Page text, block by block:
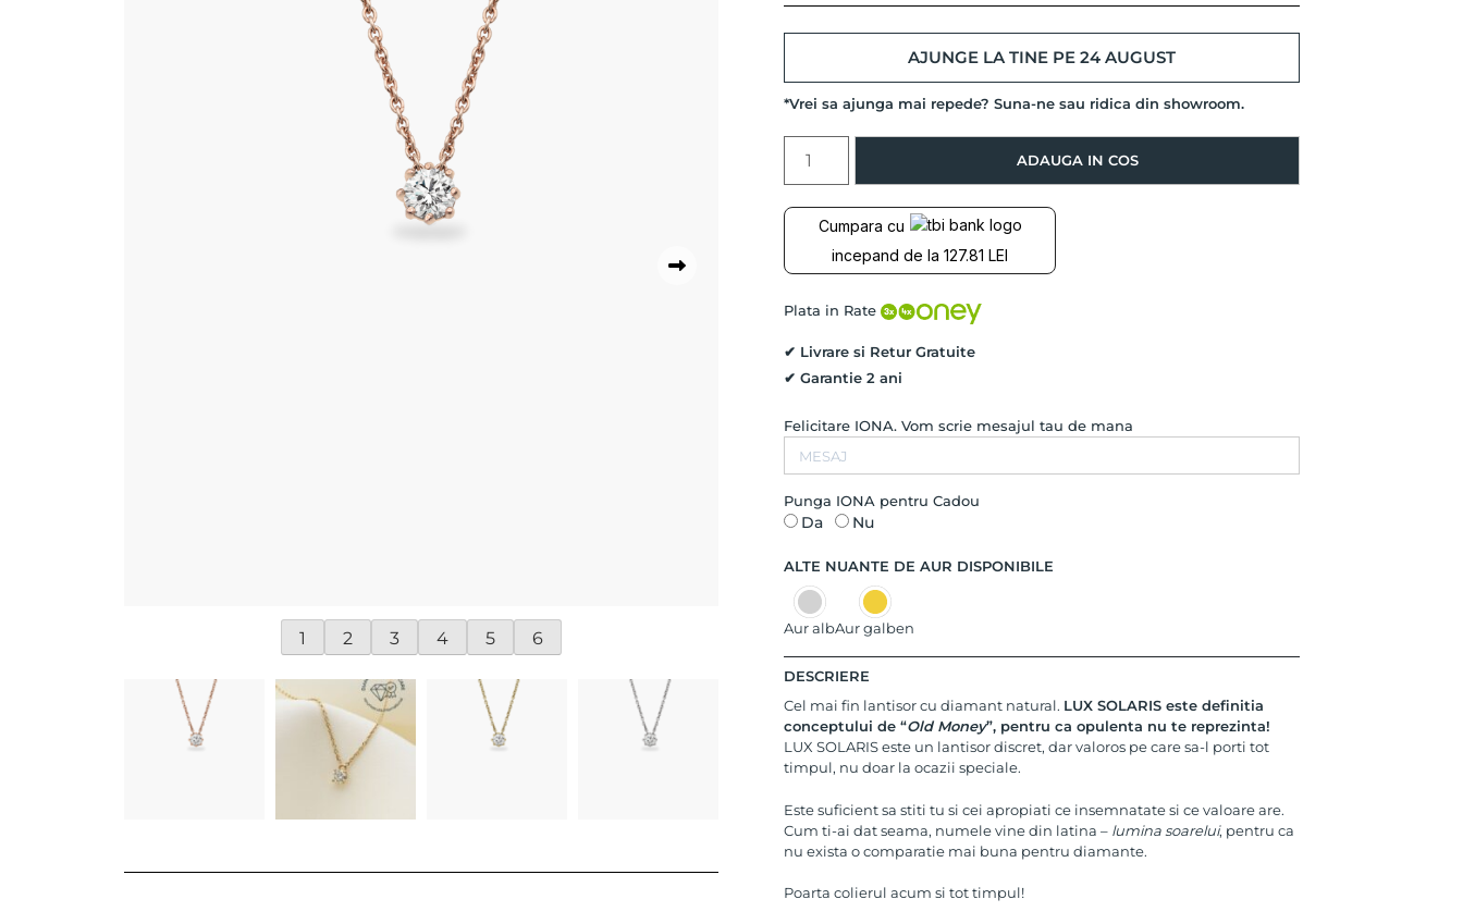
1 2 3 4 5 6
AJUNGE LA TINE PE 24 AUGUST
*Vrei sa ajunga mai repede? Suna-ne sau ridica din showroom.
Colier
la
baza
gatului
Natural
SOLARIS,
Aur
14K
ADAUGA IN COS
Cumpara cu
incepand de la 127.81 LEI
Plata in Rate
✔ Livrare si Retur Gratuite
✔ Garantie 2 ani
Felicitare IONA. Vom scrie mesajul tau de mana
Punga IONA pentru Cadou
Da Nu
ALTE NUANTE DE AUR DISPONIBILE
Aur albAur galben
DESCRIERE
Cel mai fin lantisor cu diamant natural. LUX SOLARIS este definitia
conceptului de “Old Money”, pentru ca opulenta nu te reprezinta!
LUX SOLARIS este un lantisor discret, dar valoros pe care sa-l porti tot
timpul, nu doar la ocazii speciale.
Este suficient sa stiti tu si cei apropiati ce insemnatate si ce valoare are.
Cum ti-ai dat seama, numele vine din latina – lumina soarelui, pentru ca
nu exista o comparatie mai buna pentru diamante.
Poarta colierul acum si tot timpul!